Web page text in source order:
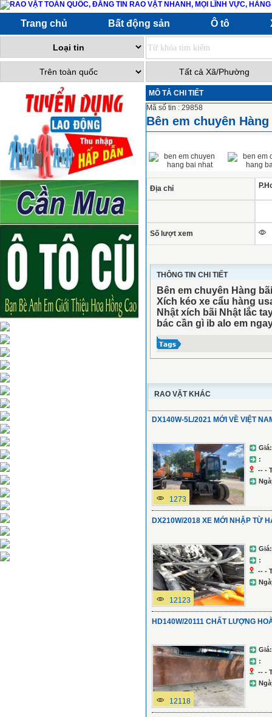
Trang chủ Bất động sản Ô tô
MÔ TẢ CHI TIẾT
Mã số tin : 29858
Bên em chuyên
Địa chỉ
Số lượt xem
THÔNG TIN CHI TIẾT
Bên em chuyên Hàng
Xích kéo xe cẩu hàng
Nhật xích bãi Nhật lắc
bác cần gì ib alo em
RAO VẶT KHÁC
DX140W-5L/2021 MỚI VỀ VIỆT
1273
Giá:
:
-- -
DX210W/2018 XE MỚI NHẬP TỪ
12123
Giá:
:
-- -
HD140W/20111 CHẤT LƯỢNG
12118
Giá:
:
-- -